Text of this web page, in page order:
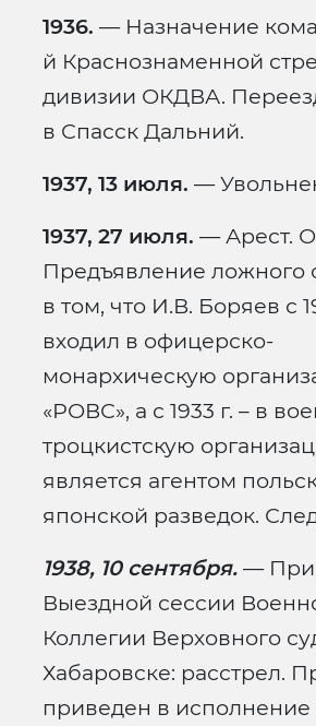
1936. — Назначение
й Краснознаменной
дивизии ОКДВА.
в Спасск Дальний.
1937, 13 июля. —
1937, 27 июля. — Арест.
Предъявление ложного
в том, что И.В. Боряев с
входил в офицерско-
монархическую
«РОВС», а с 1933 г. – в
троцкистскую
является агентом
японской разведок.
1938, 10 сентября. —
Выездной сессии
Коллегии Верховного
Хабаровске: расстрел.
приведен в исполнение